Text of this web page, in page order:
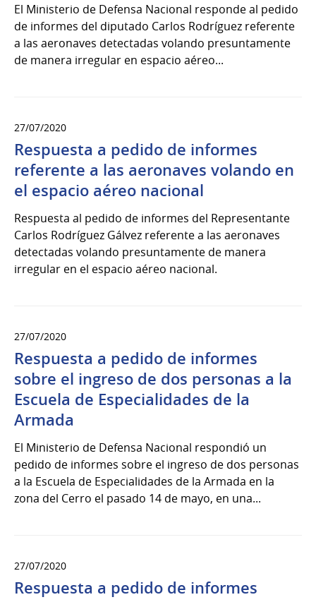
El Ministerio de Defensa Nacional responde al pedido
de informes del diputado Carlos Rodríguez referente
a las aeronaves detectadas volando presuntamente
de manera irregular en espacio aéreo...
27/07/2020
Respuesta a pedido de informes
referente a las aeronaves volando en
el espacio aéreo nacional
Respuesta al pedido de informes del Representante
Carlos Rodríguez Gálvez referente a las aeronaves
detectadas volando presuntamente de manera
irregular en el espacio aéreo nacional.
27/07/2020
Respuesta a pedido de informes
sobre el ingreso de dos personas a la
Escuela de Especialidades de la
Armada
El Ministerio de Defensa Nacional respondió un
pedido de informes sobre el ingreso de dos personas
a la Escuela de Especialidades de la Armada en la
zona del Cerro el pasado 14 de mayo, en una...
27/07/2020
Respuesta a pedido de informes